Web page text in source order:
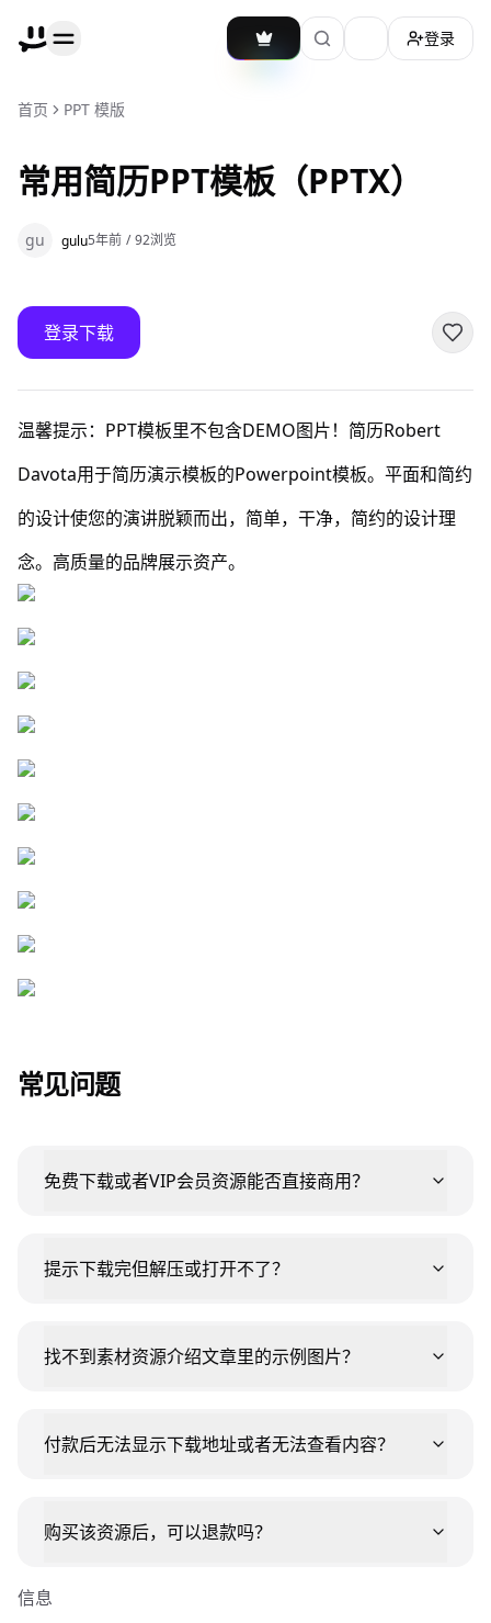
加载主题切换
登录
首页 PPT 模版
常用简历PPT模板（PPTX）
gu gulu5年前 / 92浏览
登录下载
温馨提示：PPT模板里不包含DEMO图片！简历Robert
Davota用于简历演示模板的Powerpoint模板。平面和简约
的设计使您的演讲脱颖而出，简单，干净，简约的设计理
念。高质量的品牌展示资产。
常见问题
免费下载或者VIP会员资源能否直接商用？
提示下载完但解压或打开不了？
找不到素材资源介绍文章里的示例图片？
付款后无法显示下载地址或者无法查看内容？
购买该资源后，可以退款吗？
信息